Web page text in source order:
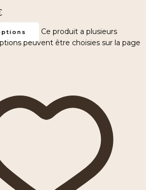
Ce produit a plusieurs
peuvent être choisies sur la page